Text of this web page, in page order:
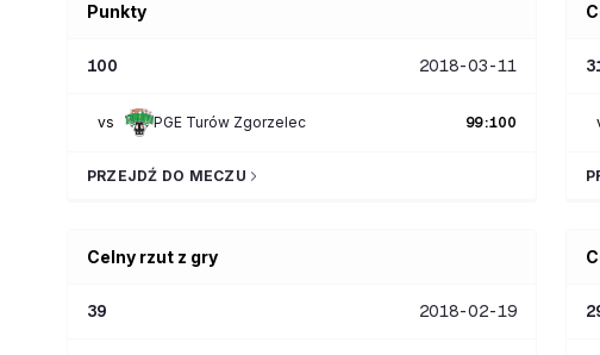
Punkty
100 2018-03-11
vs PGE Turów Zgorzelec 99:100
PRZEJDŹ DO MECZU
Celny rzut z gry
39 2018-02-19